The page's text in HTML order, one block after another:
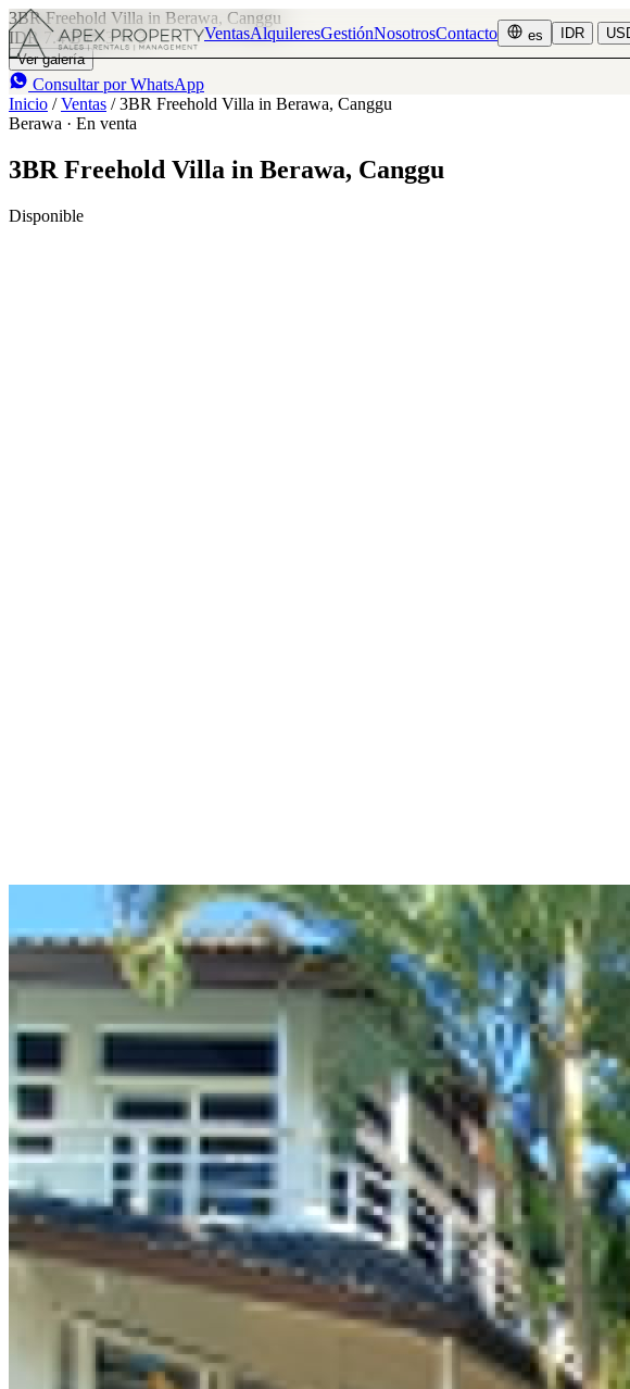
VentasAlquileresGestiónNosotrosContacto es IDR
3BR Freehold Villa in Berawa, Canggu
IDR 7.4 B
3 3
Ver galería
Consultar por WhatsApp
Inicio / Ventas / 3BR Freehold Villa in Berawa, Canggu
Berawa · En venta
3BR Freehold Villa in Berawa, Canggu
Disponible